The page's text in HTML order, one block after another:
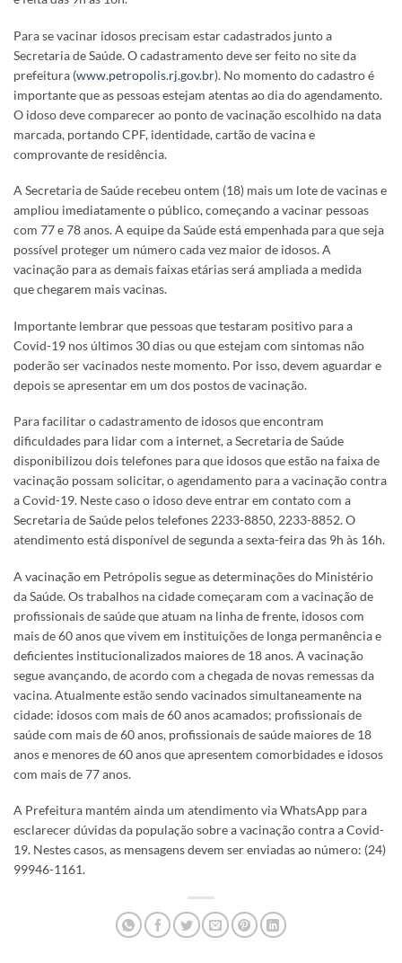
Para se vacinar idosos precisam estar cadastrados junto a
Secretaria de Saúde. O cadastramento deve ser feito no site da
prefeitura (www.petropolis.rj.gov.br). No momento do cadastro é
importante que as pessoas estejam atentas ao dia do agendamento.
O idoso deve comparecer ao ponto de vacinação escolhido na data
marcada, portando CPF, identidade, cartão de vacina e
comprovante de residência.
A Secretaria de Saúde recebeu ontem (18) mais um lote de vacinas e
ampliou imediatamente o público, começando a vacinar pessoas
com 77 e 78 anos. A equipe da Saúde está empenhada para que seja
possível proteger um número cada vez maior de idosos. A
vacinação para as demais faixas etárias será ampliada a medida
que chegarem mais vacinas.
Importante lembrar que pessoas que testaram positivo para a
Covid-19 nos últimos 30 dias ou que estejam com sintomas não
poderão ser vacinados neste momento. Por isso, devem aguardar e
depois se apresentar em um dos postos de vacinação.
Para facilitar o cadastramento de idosos que encontram
dificuldades para lidar com a internet, a Secretaria de Saúde
disponibilizou dois telefones para que idosos que estão na faixa de
vacinação possam solicitar, o agendamento para a vacinação contra
a Covid-19. Neste caso o idoso deve entrar em contato com a
Secretaria de Saúde pelos telefones 2233-8850, 2233-8852. O
atendimento está disponível de segunda a sexta-feira das 9h às 16h.
A vacinação em Petrópolis segue as determinações do Ministério
da Saúde. Os trabalhos na cidade começaram com a vacinação de
profissionais de saúde que atuam na linha de frente, idosos com
mais de 60 anos que vivem em instituições de longa permanência e
deficientes institucionalizados maiores de 18 anos. A vacinação
segue avançando, de acordo com a chegada de novas remessas da
vacina. Atualmente estão sendo vacinados simultaneamente na
cidade: idosos com mais de 60 anos acamados; profissionais de
saúde com mais de 60 anos, profissionais de saúde maiores de 18
anos e menores de 60 anos que apresentem comorbidades e idosos
com mais de 77 anos.
A Prefeitura mantém ainda um atendimento via WhatsApp para
esclarecer dúvidas da população sobre a vacinação contra a Covid-
19. Nestes casos, as mensagens devem ser enviadas ao número: (24)
99946-1161.